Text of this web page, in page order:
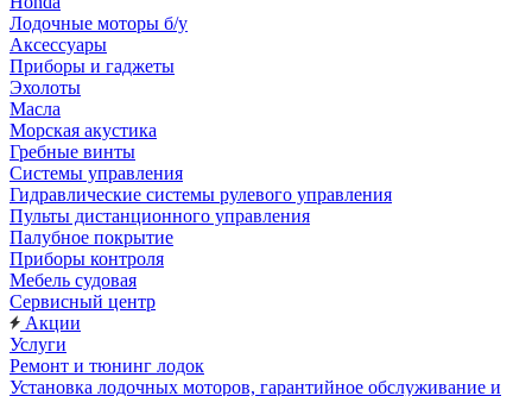
Лодочные моторы б/у
Аксессуары
Приборы и гаджеты
Эхолоты
Масла
Морская акустика
Гребные винты
Системы управления
Гидравлические системы рулевого управления
Пульты дистанционного управления
Палубное покрытие
Приборы контроля
Мебель судовая
Сервисный центр
Акции
Услуги
Ремонт и тюнинг лодок
Установка лодочных моторов, гарантийное обслуживание и